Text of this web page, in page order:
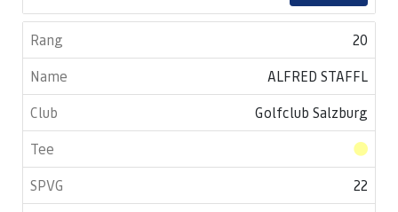
20
ALFRED STAFFL
Golfclub Salzburg
22